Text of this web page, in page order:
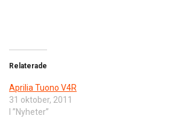
Relaterade
Aprilia Tuono V4R
31 oktober, 2011
I ”Nyheter”